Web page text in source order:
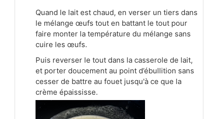
Quand le lait est chaud, en verser un tiers dans
le mélange œufs tout en battant le tout pour
faire monter la température du mélange sans
cuire les œufs.
Puis reverser le tout dans la casserole de lait,
et porter doucement au point d’ébullition sans
cesser de battre au fouet jusqu'à ce que la
crème épaississe.